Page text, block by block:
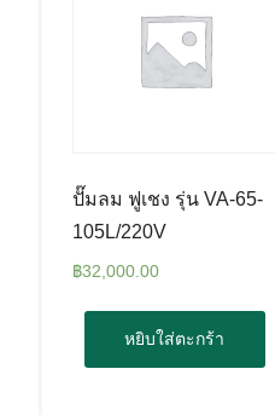
ปั๊มลม ฟูเชง รุ่น VA-65-
105L/220V
฿32,000.00
หยิบใส่ตะกร้า